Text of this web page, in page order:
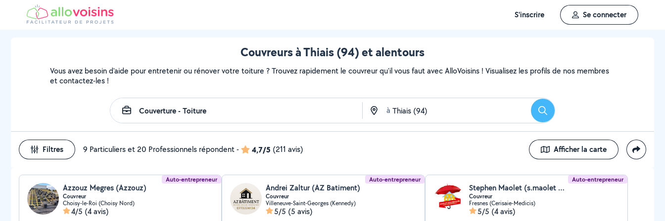
S'inscrire Se connecter
Couvreurs à Thiais (94) et alentours
Vous avez besoin d'aide pour entretenir ou rénover votre toiture ? Trouvez rapidement le couvreur qu'il vous faut avec AlloVoisins ! Visualisez les profils de nos membres
et contactez-les !
à Rechercher
Filtres 9 Particuliers et 20 Professionnels répondent- 4,7/5 (211 avis) Afficher la carte
Auto-entrepreneur
Azzouz Megres (Azzouz)
Couvreur
Choisy-le-Roi (Choisy Nord)
4/5 (4 avis)
Auto-entrepreneur
Andrei Zaltur (AZ Batiment)
Couvreur
Villeneuve-Saint-Georges (Kennedy)
5/5 (5 avis)
Auto-entrepreneur
Stephen Maolet (s.maolet couverture)
Couvreur
Fresnes (Cerisaie-Medicis)
5/5 (4 avis)